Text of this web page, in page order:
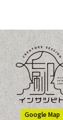
Google Map